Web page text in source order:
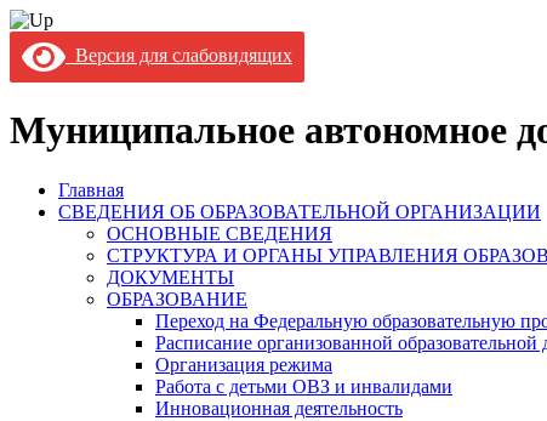
Версия для слабовидящих
Муниципальное автономное
Главная
СВЕДЕНИЯ ОБ ОБРАЗОВАТЕЛЬНОЙ ОРГАНИЗАЦИИ
ОСНОВНЫЕ СВЕДЕНИЯ
СТРУКТУРА И ОРГАНЫ УПРАВЛЕНИЯ
ДОКУМЕНТЫ
ОБРАЗОВАНИЕ
Переход на Федеральную образовательную
Расписание организованной образовательной
Организация режима
Работа с детьми ОВЗ и инвалидами
Инновационная деятельность